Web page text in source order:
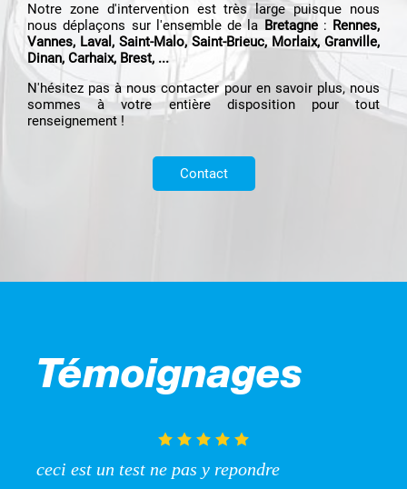
Notre zone d'intervention est très large puisque nous
nous déplaçons sur l'ensemble de la Bretagne: Rennes,
Vannes, Laval, Saint-Malo, Saint-Brieuc, Morlaix, Granville,
Dinan, Carhaix, Brest, ...
N'hésitez pas à nous contacter pour en savoir plus, nous
sommes à votre entière disposition pour tout
renseignement !
Contact
Témoignages
ceci est un test ne pas y repondre